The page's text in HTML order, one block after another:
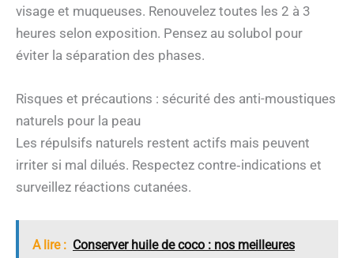
visage et muqueuses. Renouvelez toutes les 2 à 3
heures selon exposition. Pensez au solubol pour
éviter la séparation des phases.
Risques et précautions : sécurité des anti-moustiques
naturels pour la peau
Les répulsifs naturels restent actifs mais peuvent
irriter si mal dilués. Respectez contre‑indications et
surveillez réactions cutanées.
A lire : Conserver huile de coco : nos meilleures